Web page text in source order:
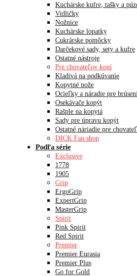
Kuchárske kufre, tašky a
Vidličky
Nožnice
Kuchárske lopatky
Cukrárske pomôcky
Darčekové sady, sety a kufre
Ostatné nástroje
Pre chovateľov koní
Kladivá na podkúvanie
Kopytné nože
Ocieľky a náradie pre
Osekávače kopýt
Rašple na kopytá
Sady pre úpravu kopýt
Ostatné náriadie pre
DICK Fan shop
Podľa série
Exclusive
1778
1905
Grip
ErgoGrip
ExpertGrip
MasterGrip
Spirit
Pink Spirit
Red Spirit
Premier
Premier Eurasia
Premier Plus
Go for Gold